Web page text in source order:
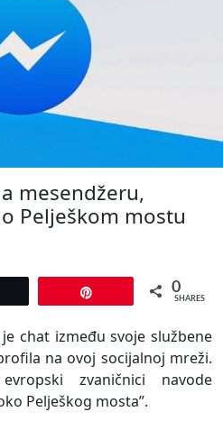
mesendžeru,
Pelješkom mostu
0
SHARES
chat između svoje službene
na ovoj socijalnoj mreži.
zvaničnici navode
Pelješkog mosta”.